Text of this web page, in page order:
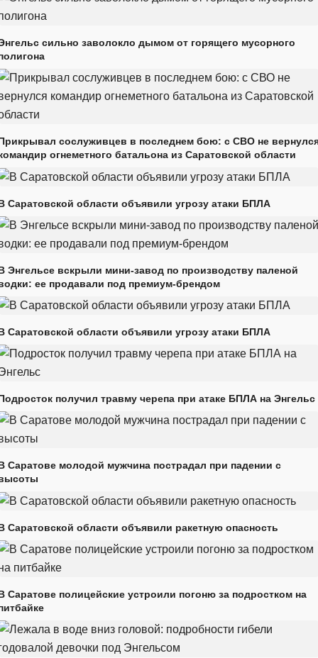
сильно заволокло дымом от горящего мусорного
сослуживцев в последнем бою: с СВО не
огнеметного батальона из Саратовской области
Саратовской области объявили угрозу атаки БПЛА
Энгельсе вскрыли мини-завод по производству паленой
ее продавали под премиум-брендом
Саратовской области объявили угрозу атаки БПЛА
получил травму черепа при атаке БПЛА на Энгельс
Саратове молодой мужчина пострадал при падении с
Саратовской области объявили ракетную опасность
Саратове полицейские устроили погоню за подростком на